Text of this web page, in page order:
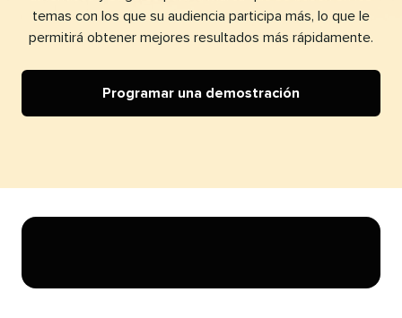
temas con los que su audiencia participa más, lo que le
permitirá obtener mejores resultados más rápidamente.​​
Programar una demostración​​